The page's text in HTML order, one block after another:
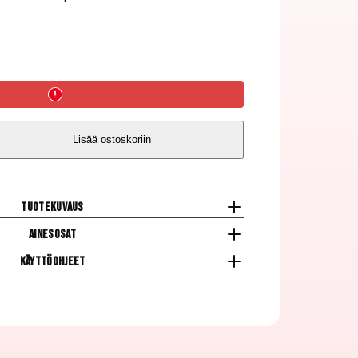
Lisää ostoskoriin
Tuotekuvaus
Ainesosat
Käyttöohjeet